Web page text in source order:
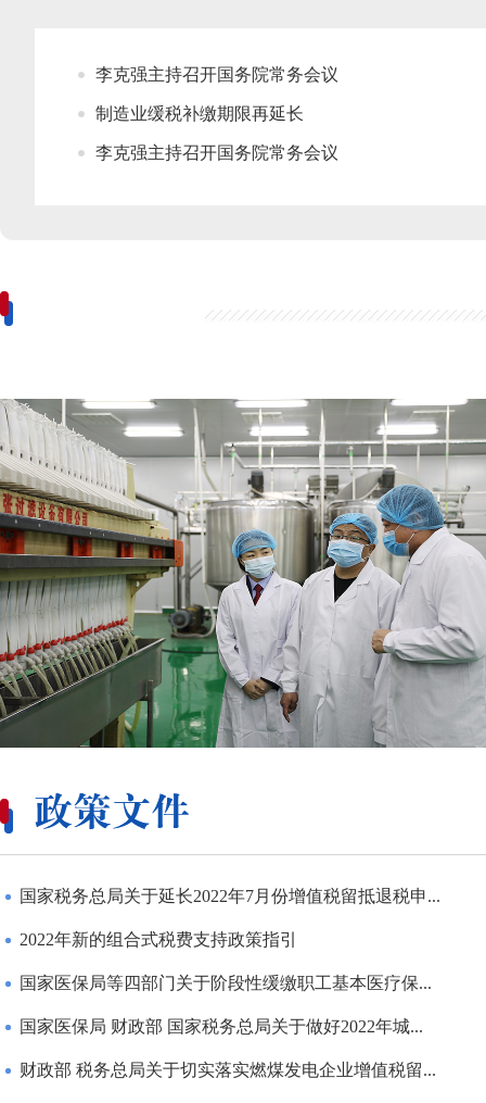
李克强主持召开国务院常务会议
制造业缓税补缴期限再延长
李克强主持召开国务院常务会议
国家税务总局关于延长2022年7月份增值税留抵退税申...
2022年新的组合式税费支持政策指引
国家医保局等四部门关于阶段性缓缴职工基本医疗保...
国家医保局 财政部 国家税务总局关于做好2022年城...
财政部 税务总局关于切实落实燃煤发电企业增值税留...